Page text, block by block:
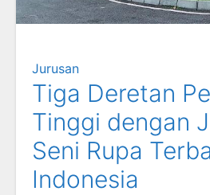
Jurusan
Tiga Deretan
Tinggi dengan
Seni Rupa
Indonesia